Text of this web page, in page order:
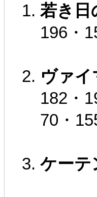
若き日
196・
ヴァ
182・
70・
ケーテ